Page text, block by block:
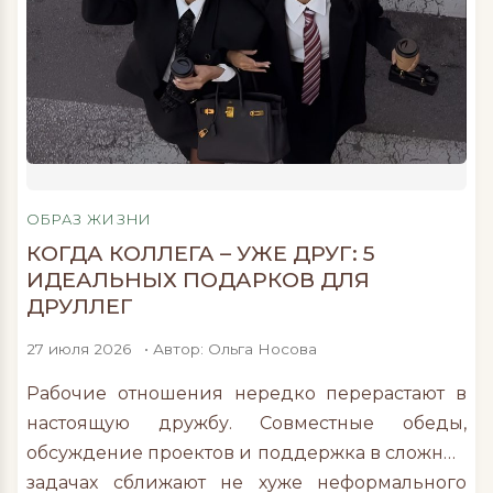
профессиональной сети ортопедических
салонов ОРТЕКА разбираемся, как
неправильно подобранная подушка влияет на
качество сна. Что происходит, когда подушка
теряет форму Во время сна позвоночник
правильное положение, а мышцы —
полноценно восстановиться […]
ОБРАЗ ЖИЗНИ
КОГДА КОЛЛЕГА – УЖЕ ДРУГ: 5
ИДЕАЛЬНЫХ ПОДАРКОВ ДЛЯ
ДРУЛЛЕГ
27 июля 2026 • Автор: Ольга Носова
Рабочие отношения нередко перерастают в
настоящую дружбу. Совместные обеды,
обсуждение проектов и поддержка в сложных
задачах сближают не хуже неформального